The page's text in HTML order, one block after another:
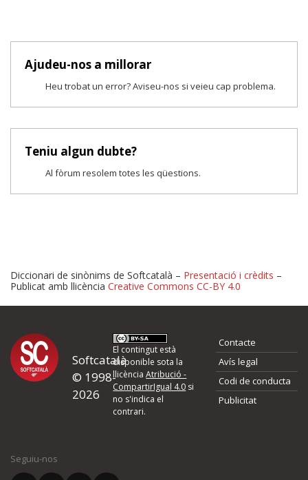
Ajudeu-nos a millorar
Heu trobat un error? Aviseu-nos si veieu cap problema.
Teniu algun dubte?
Al fòrum resolem totes les qüestions.
Proposeu-nos millores o
d'errors
Si heu trobat un error o voleu proposar alguna millora, ompliu els
quina és la millora que proposeu o l'error del qual voleu informar-
Diccionari de sinònims de Softcatalà – Presentació i crèdits –
Publicat amb llicència Creative Commons CC-BY 4.0
Softcatalà
© 1998-
2026
El contingut està
disponible sota la
llicènciaAtribució -
CompartirIgual 4.0 si
no s'indica el
contrari.
Contacte
Avís legal
Codi de conducta
Publicitat
Seguiu-nos